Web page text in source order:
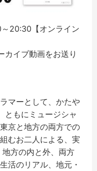
20:30【オンライン
カイブ動画をお送り
マーとして、 かたや
ともにミュージシャ
京と地方の両方での
むお二人による、 実
方の内と外、両方
活のリアル、 地元・